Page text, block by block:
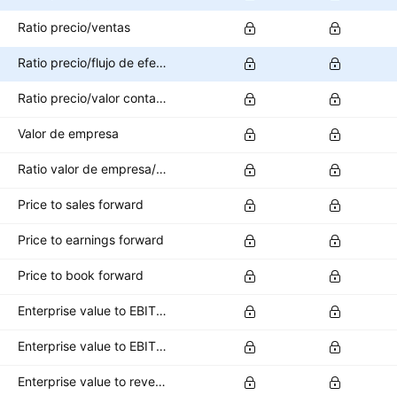
Ratio precio/ventas
Ratio precio/flujo de efectivo
Ratio precio/valor contable
Valor de empresa
Ratio valor de empresa/EBITDA
Price to sales forward
Price to earnings forward
Price to book forward
Enterprise value to EBITDA forward
Enterprise value to EBIT forward
Enterprise value to revenue forward